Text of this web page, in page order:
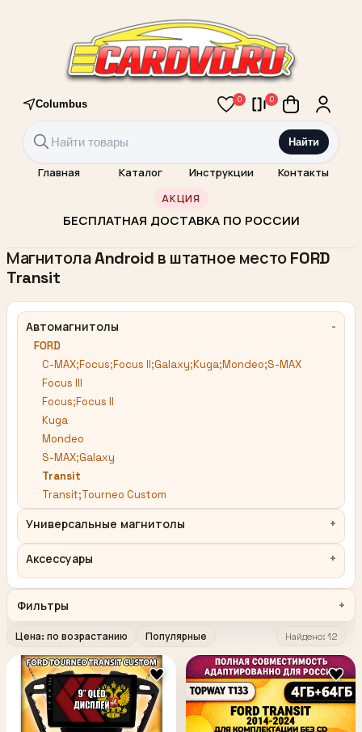
Columbus 0 0
Найти
Главная Каталог Инструкции Контакты
АКЦИЯ
БЕСПЛАТНАЯ ДОСТАВКА ПО РОССИИ
Магнитола Android в штатное место FORD
Transit
Автомагнитолы
FORD
C-MAX;Focus;Focus II;Galaxy;Kuga;Mondeo;S-MAX
Focus III
Focus;Focus II
Kuga
Mondeo
S-MAX;Galaxy
Transit
Transit;Tourneo Custom
Универсальные магнитолы
Аксессуары
Фильтры
Цена: по возрастанию Популярные Найдено: 12